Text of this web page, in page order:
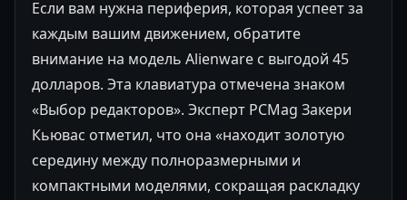
Если вам нужна периферия, которая успеет за
каждым вашим движением, обратите
внимание на модель Alienware с выгодой 45
долларов. Эта клавиатура отмечена знаком
«Выбор редакторов». Эксперт PCMag Закери
Кьювас отметил, что она «находит золотую
середину между полноразмерными и
компактными моделями, сокращая раскладку